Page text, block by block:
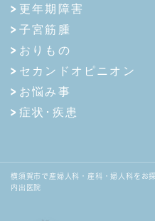
更年期障害
子宮筋腫
おりもの
セカンドオピニオン
お悩み事
症状･疾患
横須賀市で産婦人科・産科・婦人科をお
内出医院